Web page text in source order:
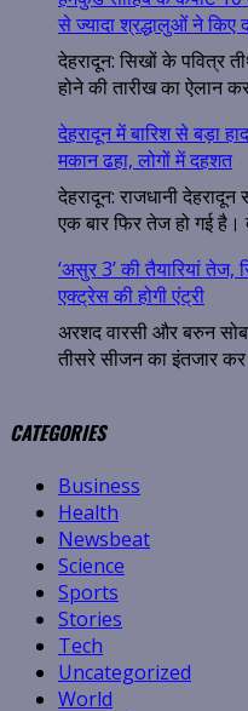
से ज्यादा श्रद्धालुओं ने किए
देहरादून: सिखों के पवित्र
होने की तारीख का ऐलान
देहरादून में बारिश से बड़ा
मकान ढहा, लोगों में दहशत
देहरादून: राजधानी
एक बार फिर तेज हो गई है।
‘असुर 3’ की तैयारियां
एक्ट्रेस की होगी एंट्री
अरशद वारसी और बरुन
तीसरे सीजन का इंतजार कर
CATEGORIES
Business
Health
Newsbeat
Science
Sports
Stories
Tech
Uncategorized
World